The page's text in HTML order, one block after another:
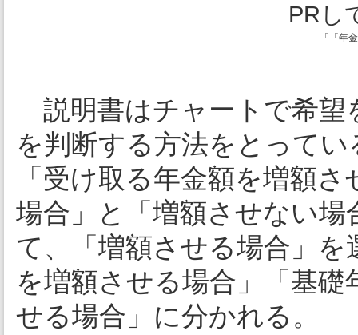
「「年
説明書はチャートで希望
を判断する方法をとって
「受け取る年金額を増額
場合」と「増額させない
て、「増額させる場合」
を増額させる場合」「基
せる場合」に分かれる。